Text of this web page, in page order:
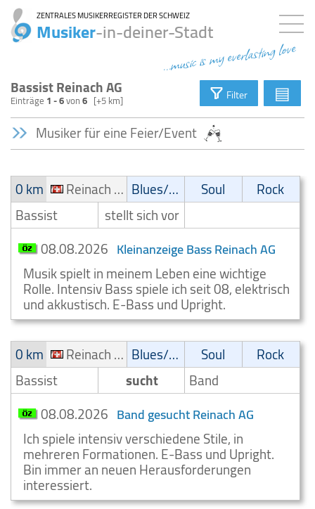
ZENTRALES MUSIKERREGISTER DER SCHWEIZ
Musiker-in-deiner-Stadt
...music is my everlasting love
Bassist Reinach AG
Einträge 1 - 6von6 [+5 km] Filter ▤
Musiker für eine Feier/Event
0 km Reinach AG Blues/Swing Soul
Rock
Bassist
stellt sich vor
08.08.2026 Kleinanzeige Bass Reinach AG
Musik spielt in meinem Leben eine wichtige
Rolle. Intensiv Bass spiele ich seit 08, elektrisch
und akkustisch. E-Bass und Upright.
0 km
Reinach AG Blues/Swing Soul
Rock
Bassist
sucht
Band
08.08.2026 Band gesucht Reinach AG
Ich spiele intensiv verschiedene Stile, in
mehreren Formationen. E-Bass und Upright.
Bin immer an neuen Herausforderungen
interessiert.